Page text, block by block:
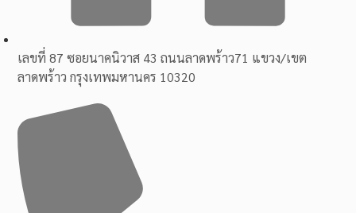
เลขที่ 87 ซอยนาคนิวาส 43 ถนนลาดพร้าว71 แขวง/เขต
ลาดพร้าว กรุงเทพมหานคร 10320